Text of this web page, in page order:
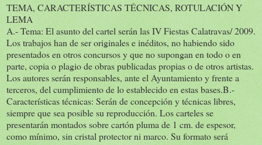
TEMA, CARACTERÍSTICAS TÉCNICAS, ROTULACIÓN Y
LEMA
A.- Tema: El asunto del cartel serán las IV Fiestas Calatravas/ 2009.
Los trabajos han de ser originales e inéditos, no habiendo sido
presentados en otros concursos y que no supongan en todo o en
parte, copia o plagio de obras publicadas propias o de otros artistas.
Los autores serán responsables, ante el Ayuntamiento y frente a
terceros, del cumplimiento de lo establecido en estas bases.B.-
Características técnicas: Serán de concepción y técnicas libres,
siempre que sea posible su reproducción. Los carteles se
presentarán montados sobre cartón pluma de 1 cm. de espesor,
como mínimo, sin cristal protector ni marco. Su formato será